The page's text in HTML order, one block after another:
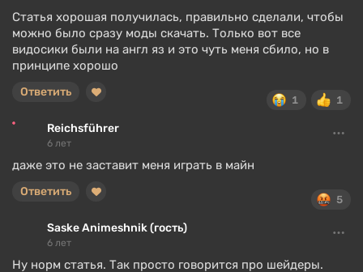
Статья хорошая получилась, правильно сделали, чтобы
можно было сразу моды скачать. Только вот все
видосики были на англ яз и это чуть меня сбило, но в
принципе хорошо
1 1
Ответить
Reichsführer
6 лет
даже это не заставит меня играть в майн
5
Ответить
Saske Animeshnik (гость)
6 лет
Ну норм статья. Так просто говорится про шейдеры.